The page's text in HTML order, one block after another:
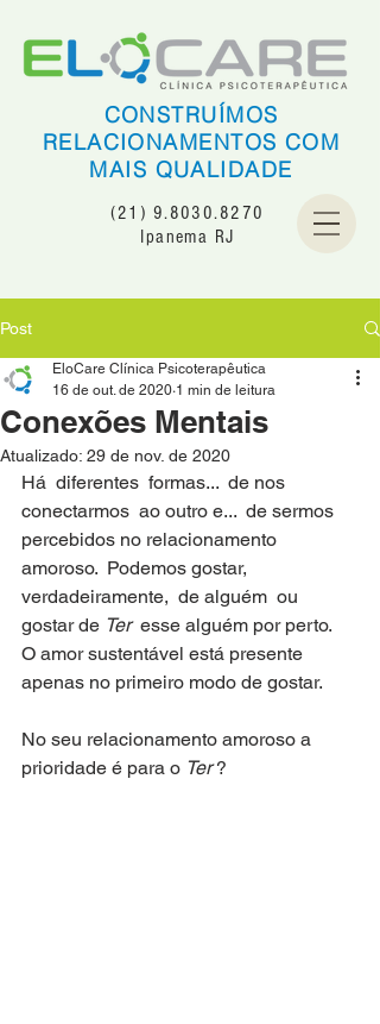
(21) 9.8030.8270
Ipanema RJ
CONSTRUÍMOS
RELACIONAMENTOS COM
MAIS QUALIDADE
Post
Conexões Mentais
EloCare Clínica Psicoterapêutica
16 de out. de 2020 1 min de leitura
Atualizado: 29 de nov. de 2020
Há  diferentes  formas...  de nos
conectarmos  ao outro e...  de sermos
percebidos no relacionamento
amoroso.  Podemos gostar,
verdadeiramente,  de alguém  ou
gostar de Ter
  esse alguém por perto.
O amor sustentável está presente
apenas no primeiro modo de gostar.
No seu relacionamento amoroso a
prioridade é para o Ter ?